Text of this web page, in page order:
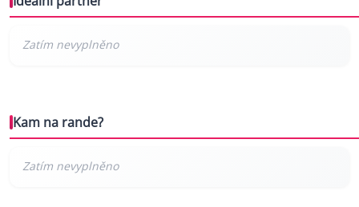
Kam na rande?